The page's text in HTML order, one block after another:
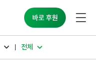
바로 후원
전체